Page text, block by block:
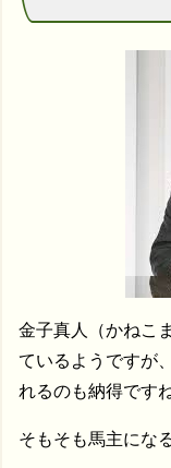
金子真人（かねこ
ているようですが
れるのも納得ですね
そもそも馬主にな